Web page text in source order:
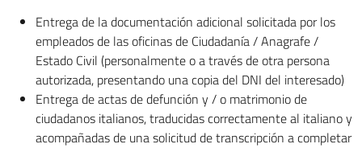
Entrega de la documentación adicional solicitada por los
empleados de las oficinas de Ciudadanía / Anagrafe /
Estado Civil (personalmente o a través de otra persona
autorizada, presentando una copia del DNI del interesado)
Entrega de actas de defunción y / o matrimonio de
ciudadanos italianos, traducidas correctamente al italiano y
acompañadas de una solicitud de transcripción a completar